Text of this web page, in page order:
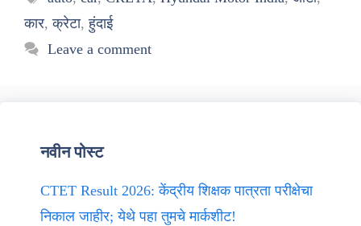
कार,क्रेटा,हुंदाई
Leave a comment
नवीन पोस्ट
CTET Result 2026: केंद्रीय शिक्षक पात्रता परीक्षेचा
निकाल जाहीर; येथे पहा तुमचे मार्कशीट!